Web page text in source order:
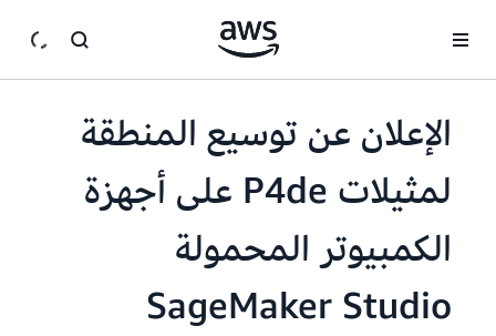
الإعلان عن توسيع المنطقة
لمثيلات P4de على أجهزة
الكمبيوتر المحمولة
SageMaker Studio